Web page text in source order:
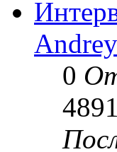
0
4891